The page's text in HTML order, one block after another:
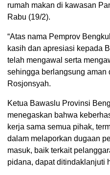
rumah makan di kawasan
Rabu (19/2).
“Atas nama Pemprov
kasih dan apresiasi kepada
telah mengawal serta
sehingga berlangsung aman
Rosjonsyah.
Ketua Bawaslu Provinsi
menegaskan bahwa
kerja sama semua pihak,
dalam melaporkan dugaan
masuk, baik terkait
pidana, dapat ditindaklanjuti